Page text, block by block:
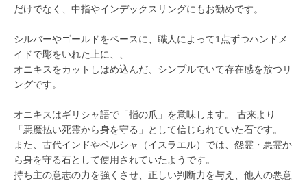
だけでなく、中指やインデックスリングにもお勧めです。
シルバーやゴールドをベースに、職人によって1点ずつハンドメ
イドで彫をいれた上に、、
オニキスをカットしはめ込んだ、シンプルでいて存在感を放つリ
ングです。
オニキスはギリシャ語で「指の爪」を意味します。 古来より
「悪魔払い死霊から身を守る」として信じられていた石です。
また、古代インドやペルシャ（イスラエル）では、怨霊・悪霊か
ら身を守る石として使用されていたようです。
持ち主の意志の力を強くさせ、正しい判断力を与え、他人の悪意